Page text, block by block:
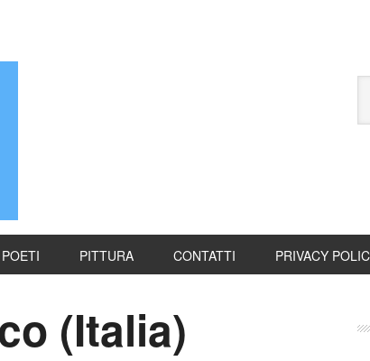
POETI PITTURA CONTATTI PRIVACY
(Italia)